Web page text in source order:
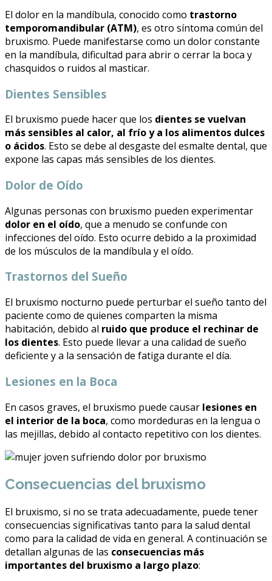
El dolor en la mandíbula, conocido como trastorno
temporomandibular (ATM), es otro síntoma común del
bruxismo. Puede manifestarse como un dolor constante
en la mandíbula, dificultad para abrir o cerrar la boca y
chasquidos o ruidos al masticar.
Dientes Sensibles
El bruxismo puede hacer que los dientes se vuelvan
más sensibles al calor, al frío y a los alimentos dulces
o ácidos. Esto se debe al desgaste del esmalte dental, que
expone las capas más sensibles de los dientes.
Dolor de Oído
Algunas personas con bruxismo pueden experimentar
dolor en el oído, que a menudo se confunde con
infecciones del oído. Esto ocurre debido a la proximidad
de los músculos de la mandíbula y el oído.
Trastornos del Sueño
El bruxismo nocturno puede perturbar el sueño tanto del
paciente como de quienes comparten la misma
habitación, debido al ruido que produce el rechinar de
los dientes. Esto puede llevar a una calidad de sueño
deficiente y a la sensación de fatiga durante el día.
Lesiones en la Boca
En casos graves, el bruxismo puede causar lesiones en
el interior de la boca, como mordeduras en la lengua o
las mejillas, debido al contacto repetitivo con los dientes.
Consecuencias del bruxismo
El bruxismo, si no se trata adecuadamente, puede tener
consecuencias significativas tanto para la salud dental
como para la calidad de vida en general. A continuación se
detallan algunas de las consecuencias más
importantes del bruxismo a largo plazo: